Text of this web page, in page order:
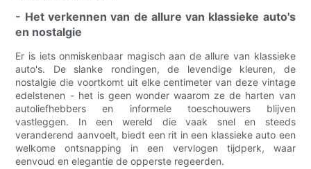
- Het verkennen van de allure van klassieke auto's
en nostalgie
Er is iets onmiskenbaar magisch aan de allure van klassieke
auto's. De slanke rondingen, de levendige kleuren, de
nostalgie die voortkomt uit elke centimeter van deze vintage
edelstenen - het is geen wonder waarom ze de harten van
autoliefhebbers en informele toeschouwers blijven
vastleggen. In een wereld die vaak snel en steeds
veranderend aanvoelt, biedt een rit in een klassieke auto een
welkome ontsnapping in een vervlogen tijdperk, waar
eenvoud en elegantie de opperste regeerden.